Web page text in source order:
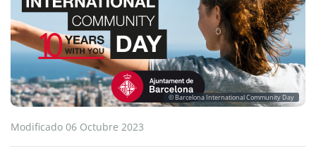
© Barcelona International Community Day
Modificado 06 Octubre 2023